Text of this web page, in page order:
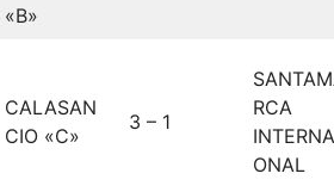
«B»
CALASAN
CIO «C»
3 – 1
RCA
ONAL